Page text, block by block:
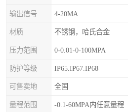
输出信号 4-20MA
材质 不锈钢，哈氏合金
压力范围 0-0.01-0-100MPA
防护等级 IP65.IP67.IP68
可售卖地 全国
量程范围 -0.1-60MPA内任意量程